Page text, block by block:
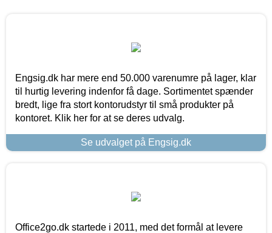
Engsig.dk har mere end 50.000 varenumre på lager, klar
til hurtig levering indenfor få dage. Sortimentet spænder
bredt, lige fra stort kontorudstyr til små produkter på
kontoret. Klik her for at se deres udvalg.
Se udvalget på Engsig.dk
Office2go.dk startede i 2011, med det formål at levere